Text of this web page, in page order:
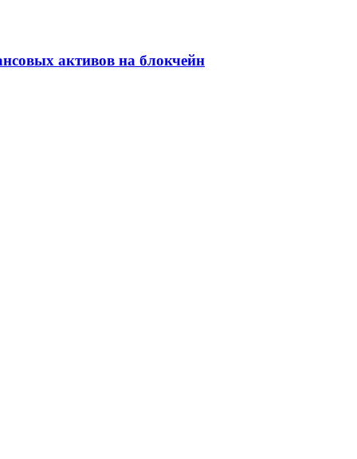
активов на блокчейн